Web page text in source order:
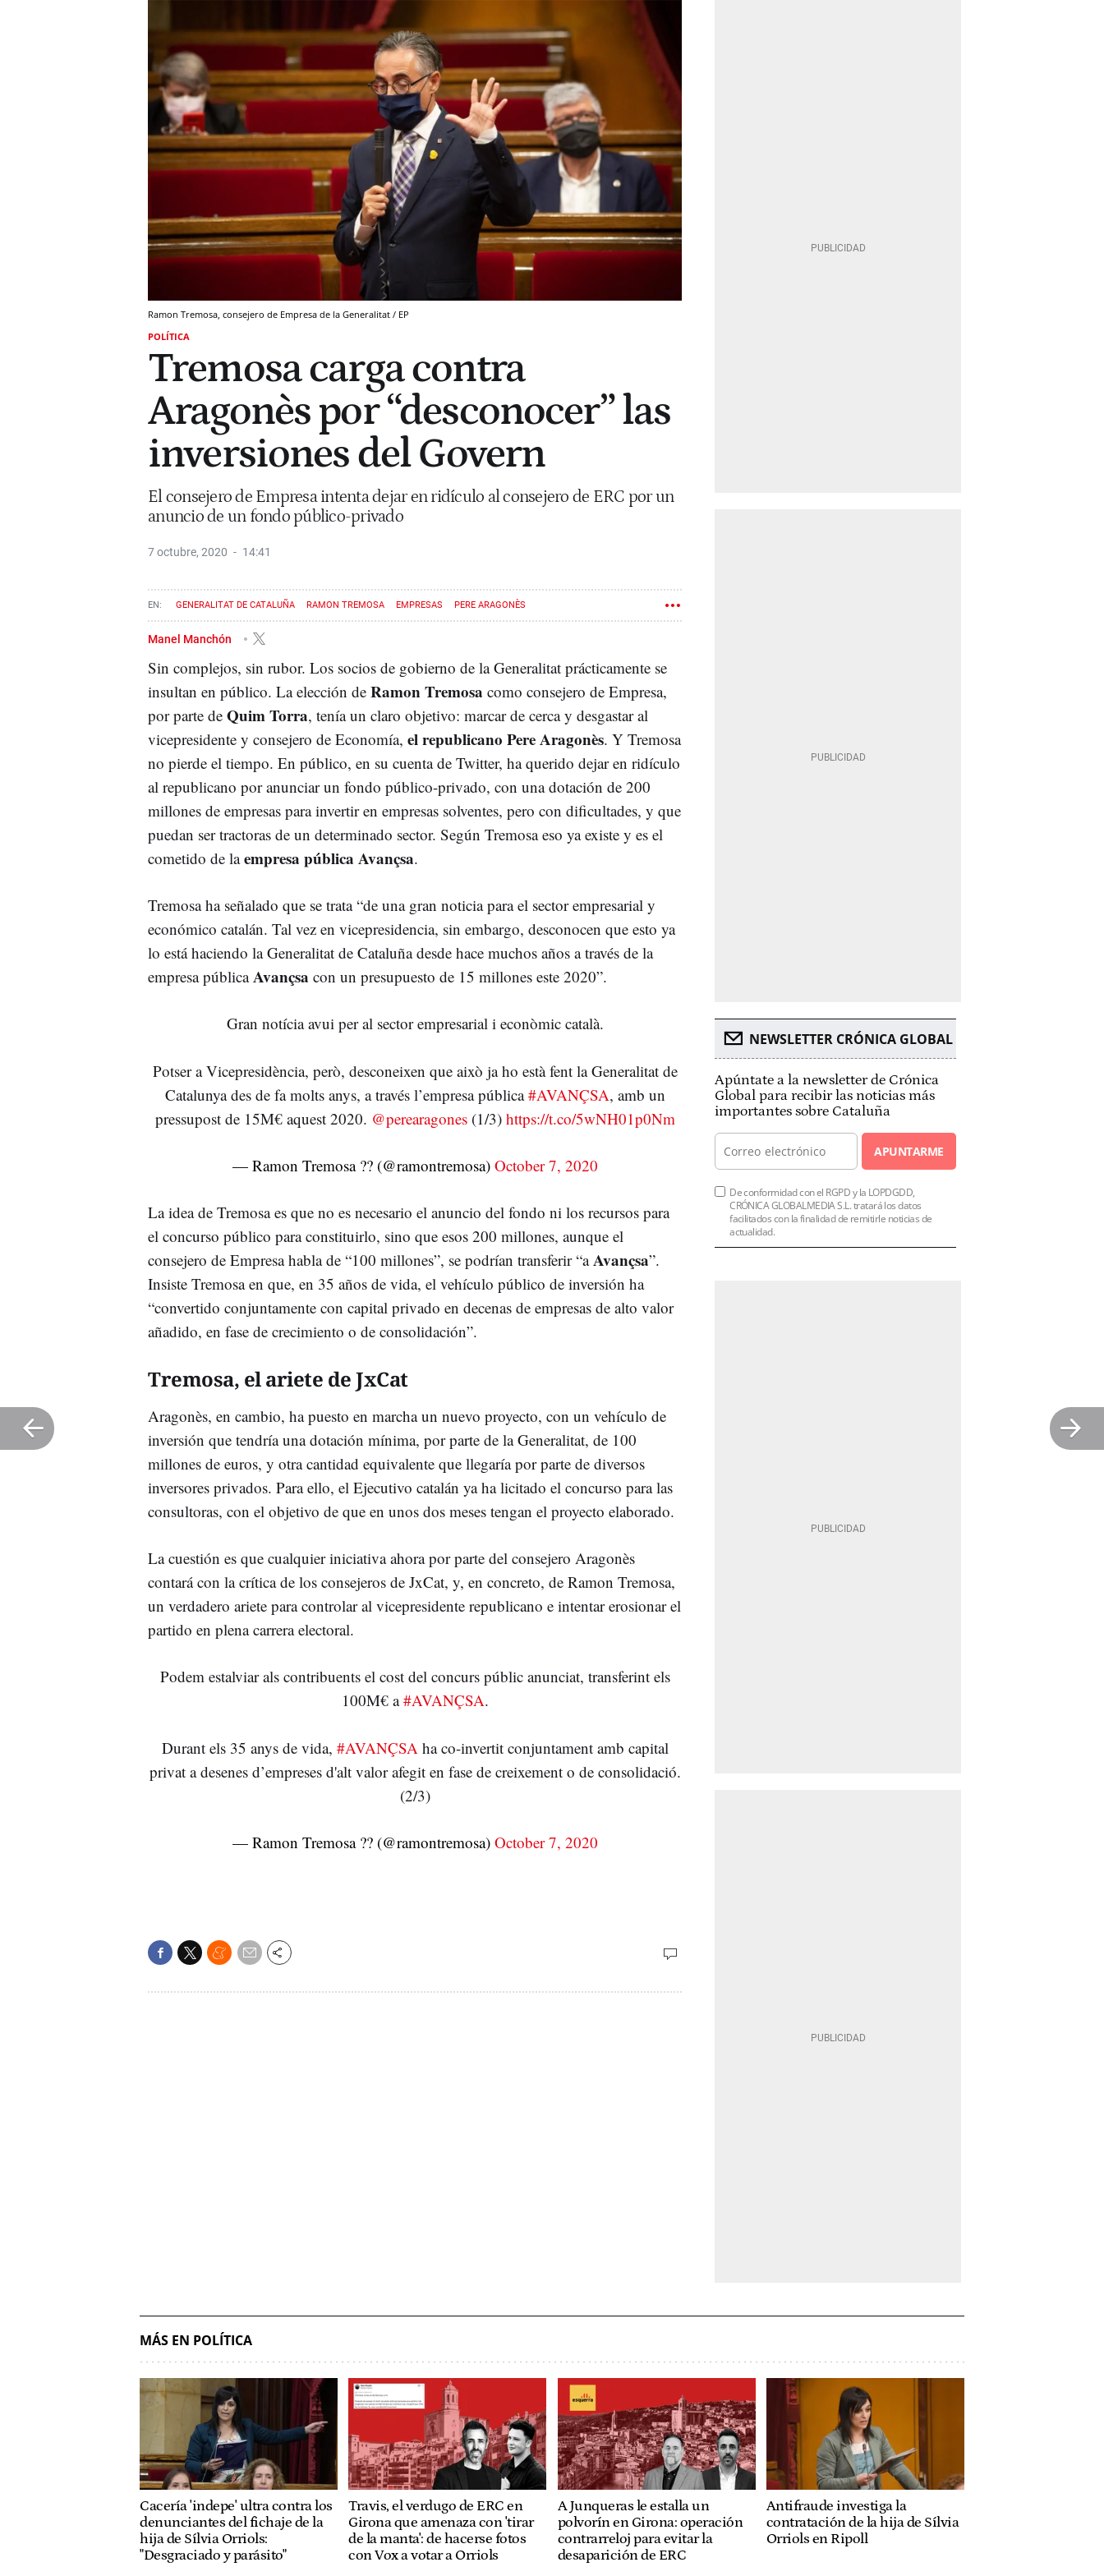
Ramon Tremosa, consejero de Empresa de la Generalitat / EP
POLÍTICA
Tremosa carga contra
Aragonès por “desconocer” las
inversiones del Govern
El consejero de Empresa intenta dejar en ridículo al consejero de ERC por un
anuncio de un fondo público-privado
7 octubre, 2020 14:41
GENERALITAT DE CATALUÑA RAMON TREMOSA EMPRESAS PERE ARAGONÈS
Manel Manchón
Sin complejos, sin rubor. Los socios de gobierno de la Generalitat prácticamente se
insultan en público. La elección de Ramon Tremosa como consejero de Empresa,
por parte de Quim Torra, tenía un claro objetivo: marcar de cerca y desgastar al
vicepresidente y consejero de Economía, el republicano Pere Aragonès. Y Tremosa
no pierde el tiempo. En público, en su cuenta de Twitter, ha querido dejar en ridículo
al republicano por anunciar un fondo público-privado, con una dotación de 200
millones de empresas para invertir en empresas solventes, pero con dificultades, y que
puedan ser tractoras de un determinado sector. Según Tremosa eso ya existe y es el
cometido de laempresa pública Avançsa.
Tremosa ha señalado que se trata “de una gran noticia para el sector empresarial y
económico catalán. Tal vez en vicepresidencia, sin embargo, desconocen que esto ya
lo está haciendo la Generalitat de Cataluña desde hace muchos años a través de la
empresa públicaAvançsa con un presupuesto de 15 millones este 2020”.
Gran notícia avui per al sector empresarial i econòmic català.
Potser a Vicepresidència, però, desconeixen que això ja ho està fent la Generalitat de
Catalunya des de fa molts anys, a través l’empresa pública#AVANÇSA, amb un
pressupost de 15M€ aquest 2020. @perearagones(1/3) https://t.co/5wNH01p0Nm
— Ramon Tremosa ?? (@ramontremosa) October 7, 2020
La idea de Tremosa es que no es necesario el anuncio del fondo ni los recursos para
el concurso público para constituirlo, sino que esos 200 millones, aunque el
consejero de Empresa habla de “100 millones”, se podrían transferir “aAvançsa”.
Insiste Tremosa en que, en 35 años de vida, el vehículo público de inversión ha
“convertido conjuntamente con capital privado en decenas de empresas de alto valor
añadido, en fase de crecimiento o de consolidación”.
Tremosa, el ariete de JxCat
Aragonès, en cambio, ha puesto en marcha un nuevo proyecto, con un vehículo de
inversión que tendría una dotación mínima, por parte de la Generalitat, de 100
millones de euros, y otra cantidad equivalente que llegaría por parte de diversos
inversores privados. Para ello, el Ejecutivo catalán ya ha licitado el concurso para las
consultoras, con el objetivo de que en unos dos meses tengan el proyecto elaborado.
La cuestión es que cualquier iniciativa ahora por parte del consejero Aragonès
contará con la crítica de los consejeros de JxCat, y, en concreto, de Ramon Tremosa,
un verdadero ariete para controlar al vicepresidente republicano e intentar erosionar el
partido en plena carrera electoral.
Podem estalviar als contribuents el cost del concurs públic anunciat, transferint els
100M€ a#AVANÇSA.
Durant els 35 anys de vida, #AVANÇSA ha co-invertit conjuntament amb capital
privat a desenes d’empreses d'alt valor afegit en fase de creixement o de consolidació.
(2/3)
— Ramon Tremosa ?? (@ramontremosa) October 7, 2020
NEWSLETTER CRÓNICA GLOBAL
Apúntate a la newsletter de Crónica
Global para recibir las noticias más
importantes sobre Cataluña
APUNTARME
De conformidad con el RGPD y la LOPDGDD,
CRÓNICA GLOBALMEDIA S.L. tratará los datos
facilitados con la finalidad de remitirle noticias de
actualidad.
MÁS EN POLÍTICA
Cacería 'indepe' ultra contra los
denunciantes del fichaje de la
hija de Sílvia Orriols:
"Desgraciado y parásito"
Travis, el verdugo de ERC en
Girona que amenaza con 'tirar
de la manta': de hacerse fotos
con Vox a votar a Orriols
A Junqueras le estalla un
polvorín en Girona: operación
contrarreloj para evitar la
desaparición de ERC
Antifraude investiga la
contratación de la hija de Sílvia
Orriols en Ripoll